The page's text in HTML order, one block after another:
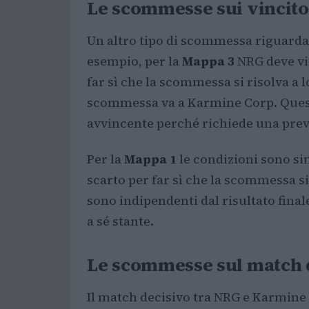
Le scommesse sui
Un altro tipo di scommessa
esempio, per laMappa 3 NRG deve
far sì che la scommessa si risolva
scommessa va a Karmine Corp.
avvincente perché richiede una
Per laMappa 1 le condizioni sono
scarto per far sì che la scommessa
sono indipendenti dal risultato
a sé stante.
Le scommesse sul
Il match decisivo tra NRG e